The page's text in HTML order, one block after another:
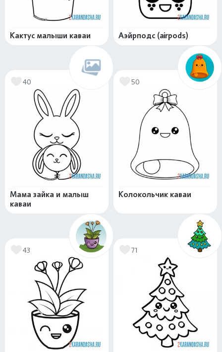
Кактус малыши каваи Аэйрподс (airpods)
40
Мама зайка и малыш
каваи
50
Колокольчик каваи
43 71